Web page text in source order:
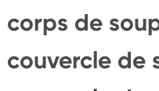
corps de
couvercle de